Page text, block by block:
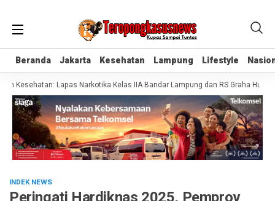
Beranda Jakarta Kesehatan Lampung Lifestyle
Beranda Jakarta Kesehatan Lampung Lifestyle
Kesehatan: Lapas Narkotika Kelas IIA Bandar Lampung dan RS Graha Husada
INDEK NEWS